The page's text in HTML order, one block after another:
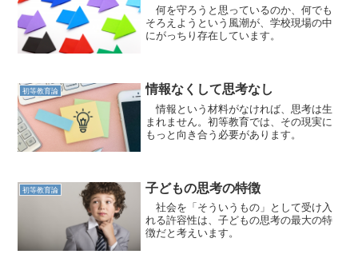
何を守ろうと思っているのか、何でも
そろえようという風潮が、学校現場の中
にがっちり存在しています。
初等教育論 情報なくして思考なし
情報という材料がなければ、思考は生
まれません。初等教育では、その現実に
もっと向き合う必要があります。
初等教育論 子どもの思考の特徴
社会を「そういうもの」として受け入
れる許容性は、子どもの思考の最大の特
徴だと考えいます。